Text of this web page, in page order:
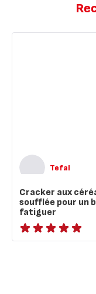
Tefal
Cracker aux
soufflée pour un
fatiguer
ratings.NaN
fatiguer